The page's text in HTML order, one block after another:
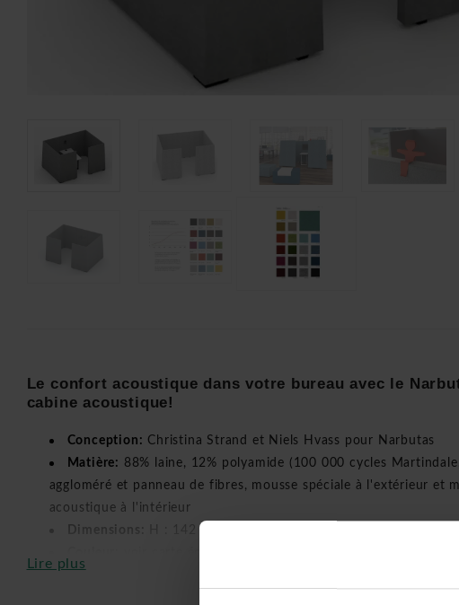
Le confort acoustique dans votre bureau avec le
cabine acoustique!
Conception: Christina Strand et Niels Hvass pour Narbutas
Matière: 88% laine, 12% polyamide (100 000 cycles
aggloméré et panneau de fibres, mousse spéciale à l'extérieur et
acoustique à l'intérieur
Dimensions:
H : 142 x L : 250 x P : 181
Lire plus